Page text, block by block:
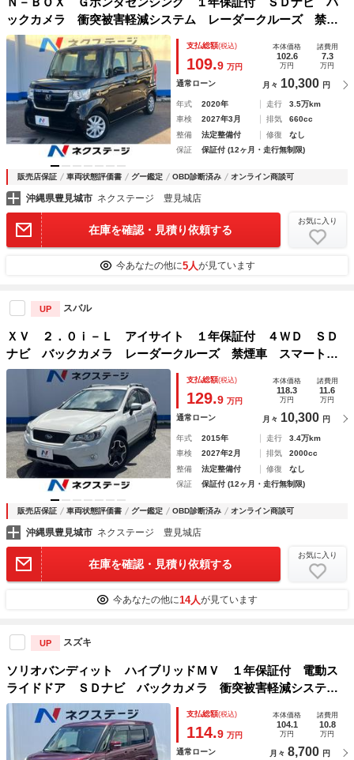
ックカメラ 衝突被害軽減システム レーダークルーズ 禁煙
車 ドラレコ スマートキー ＬＥＤヘッド ＥＴＣ 車線逸
脱警報 オートライト オートエアコン
支払総額(税込)
109.9 万円
本体価格
102.6
万円
諸費用
7.3
万円
通常ローン 月々 10,300 円
年式 2020年 走行
3.5万km
車検
2027年3月 排気
660cc
整備
法定整備付 修復
なし
保証
保証付 (12ヶ月・走行無制限)
販売店保証 車両状態評価書 グー鑑定 OBD診断済み オンライン商談可
沖縄県豊見城市 ネクステージ 豊見城店
在庫を確認・見積り依頼する
お気に入り
今あなたの他に5人が見ています
UP スバル
ＸＶ ２．０ｉ－Ｌ アイサイト １年保証付 ４ＷＤ ＳＤ
ナビ バックカメラ レーダークルーズ 禁煙車 スマートキ
ー ＨＩＤヘッド ＥＴＣ 純正１７インチアルミ 車線逸脱
警報 オートライト デュアルエアコン
支払総額(税込)
129.9 万円
本体価格
118.3
万円
諸費用
11.6
万円
通常ローン 月々 10,300 円
年式 2015年 走行
3.4万km
車検
2027年2月 排気
2000cc
整備
法定整備付 修復
なし
保証
保証付 (12ヶ月・走行無制限)
販売店保証 車両状態評価書 グー鑑定 OBD診断済み オンライン商談可
沖縄県豊見城市 ネクステージ 豊見城店
在庫を確認・見積り依頼する
お気に入り
今あなたの他に14人が見ています
UP スズキ
ソリオバンディット ハイブリッドＭＶ １年保証付 電動ス
ライドドア ＳＤナビ バックカメラ 衝突被害軽減システ
ム レーダークルーズ 禁煙車 ドラレコ コーナーセンサ
ー スマートキー ＬＥＤヘッド ＥＴＣ 純正１５インチＡ
Ｗ 車線逸脱警報
支払総額(税込)
114.9 万円
本体価格
104.1
万円
諸費用
10.8
万円
通常ローン 月々 8,700 円